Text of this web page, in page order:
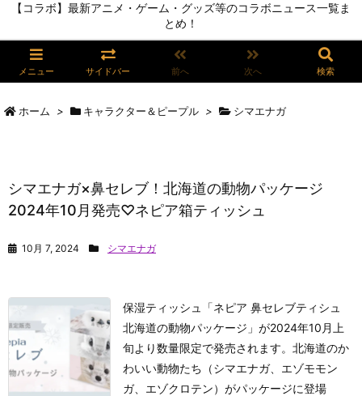
【コラボ】最新アニメ・ゲーム・グッズ等のコラボニュース一覧ま
とめ！
メニュー サイドバー 前へ 次へ 検索
ホーム > キャラクター＆ピープル > シマエナガ
シマエナガ×鼻セレブ！北海道の動物パッケージ
2024年10月発売♡ネピア箱ティッシュ
10月 7, 2024 シマエナガ
保湿ティッシュ「ネピア 鼻セレブティシュ
北海道の動物パッケージ」が2024年10月上
旬より数量限定で発売されます。北海道のか
わいい動物たち（シマエナガ、エゾモモン
ガ、エゾクロテン）がパッケージに登場